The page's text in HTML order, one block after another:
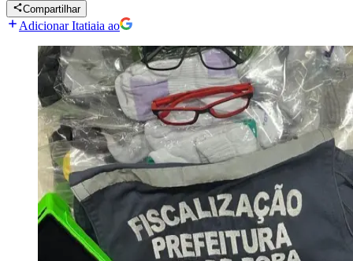
Compartilhar
Adicionar Itatiaia ao